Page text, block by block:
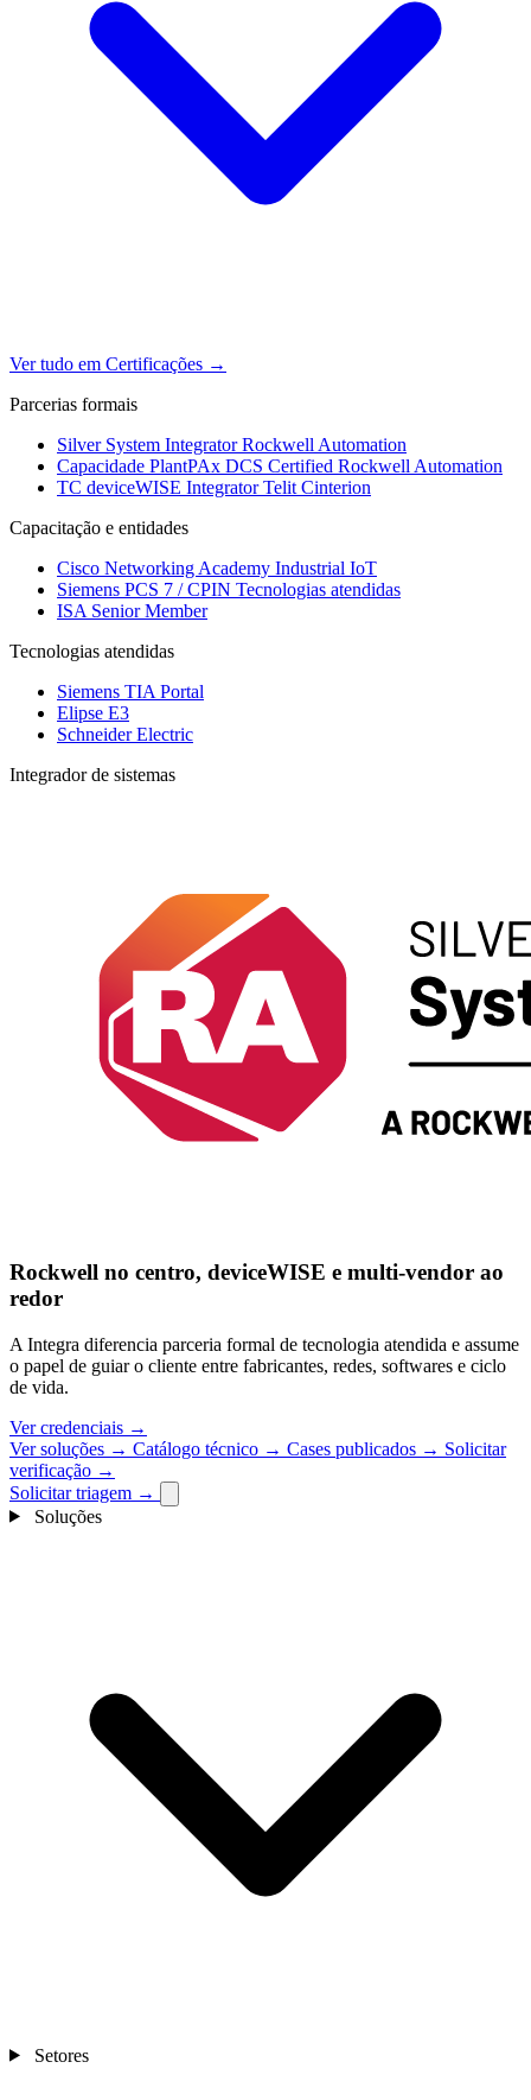
Ver tudo em Certificações →
Parcerias formais
Silver System IntegratorRockwell Automation
Capacidade PlantPAx DCS Certified Rockwell Automation
TC deviceWISE IntegratorTelit Cinterion
Capacitação e entidades
Cisco Networking Academy Industrial IoT
Siemens PCS 7 / CPIN Tecnologias atendidas
ISA Senior Member
Tecnologias atendidas
Siemens TIA Portal
Elipse E3
Schneider Electric
Integrador de sistemas
Rockwell no centro, deviceWISE e multi-vendor ao
redor
A Integra diferencia parceria formal de tecnologia atendida e assume
o papel de guiar o cliente entre fabricantes, redes, softwares e ciclo
de vida.
Ver credenciais →
Ver soluções → Catálogo técnico → Cases publicados → Solicitar
verificação →
Solicitar triagem →
Soluções
Setores